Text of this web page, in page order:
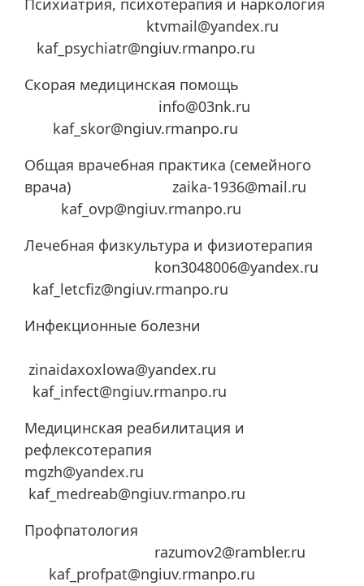
Психиатрия, психотерапия и наркология
ktvmail@yandex.ru
kaf_psychiatr@ngiuv.rmanpo.ru
Скорая медицинская помощь
info@03nk.ru
kaf_skor@ngiuv.rmanpo.ru
Общая врачебная практика (семейного
врача) zaika-1936@mail.ru
kaf_ovp@ngiuv.rmanpo.ru
Лечебная физкультура и физиотерапия
kon3048006@yandex.ru
kaf_letcfiz@ngiuv.rmanpo.ru
Инфекционные болезни
zinaidaxoxlowa@yandex.ru
kaf_infect@ngiuv.rmanpo.ru
Медицинская реабилитация и
рефлексотерапия
mgzh@yandex.ru
kaf_medreab@ngiuv.rmanpo.ru
Профпатология
razumov2@rambler.ru
kaf_profpat@ngiuv.rmanpo.ru